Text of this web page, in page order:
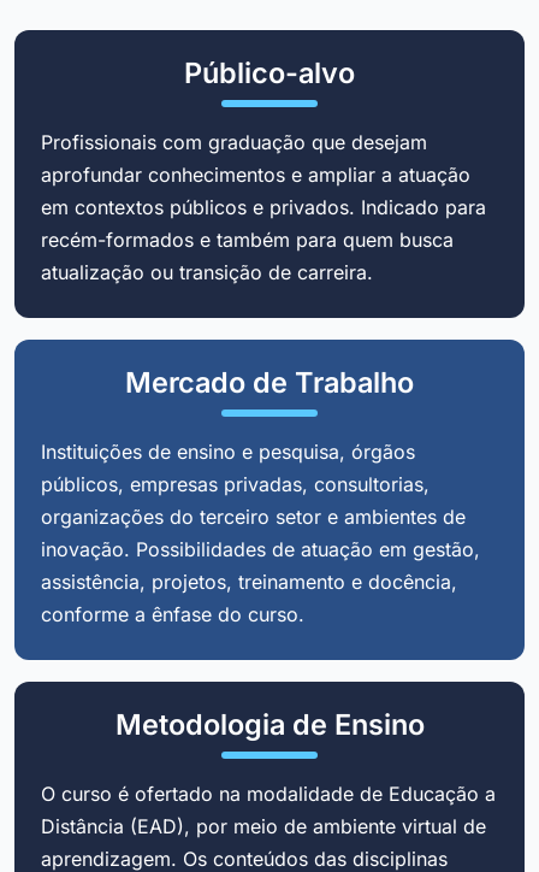
Público-alvo
Profissionais com graduação que desejam
aprofundar conhecimentos e ampliar a atuação
em contextos públicos e privados. Indicado para
recém-formados e também para quem busca
atualização ou transição de carreira.
Mercado de Trabalho
Instituições de ensino e pesquisa, órgãos
públicos, empresas privadas, consultorias,
organizações do terceiro setor e ambientes de
inovação. Possibilidades de atuação em gestão,
assistência, projetos, treinamento e docência,
conforme a ênfase do curso.
Metodologia de Ensino
O curso é ofertado na modalidade de Educação a
Distância (EAD), por meio de ambiente virtual de
aprendizagem. Os conteúdos das disciplinas